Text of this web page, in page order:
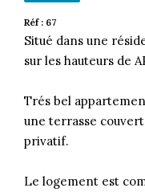
Réf : 67
Situé dans une
sur les hauteurs de
Trés bel
une terrasse
privatif.
Le logement est